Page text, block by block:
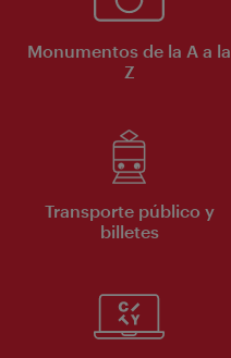
Monumentos de la A a la
Z
Transporte público y
billetes